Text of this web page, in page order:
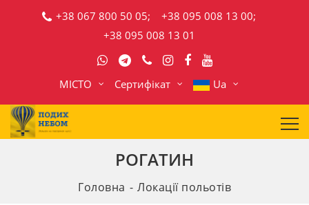
+38 067 800 50 05;
+38 095 008 13 00;
+38 095 008 13 01
МІСТО Сертифікат Ua
РОГАТИН
Головна Локації польотів